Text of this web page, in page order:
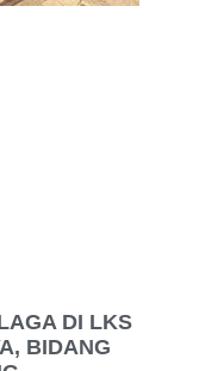
DI LKS
BIDANG